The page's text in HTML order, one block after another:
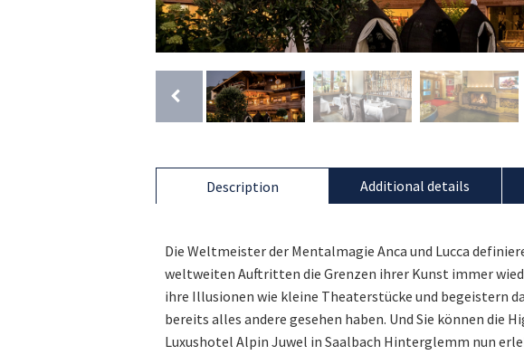
Description
Die Weltmeister der Mentalmagie Anca und Lucca
weltweiten Auftritten die Grenzen ihrer Kunst immer
ihre Illusionen wie kleine Theaterstücke und begeistern
bereits alles andere gesehen haben. Und Sie können die
Luxushotel Alpin Juwel in Saalbach Hinterglemm nun
Additional details